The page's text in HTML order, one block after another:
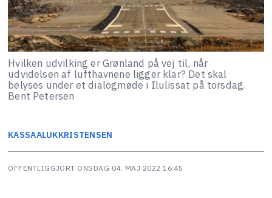
Hvilken udvilking er Grønland på vej til, når
udvidelsen af lufthavnene ligger klar? Det skal
belyses under et dialogmøde i Ilulissat på torsdag.
Bent Petersen
KASSAALUKKRISTENSEN
OFFENTLIGGJORT ONSDAG 04. MAJ 2022 16:45